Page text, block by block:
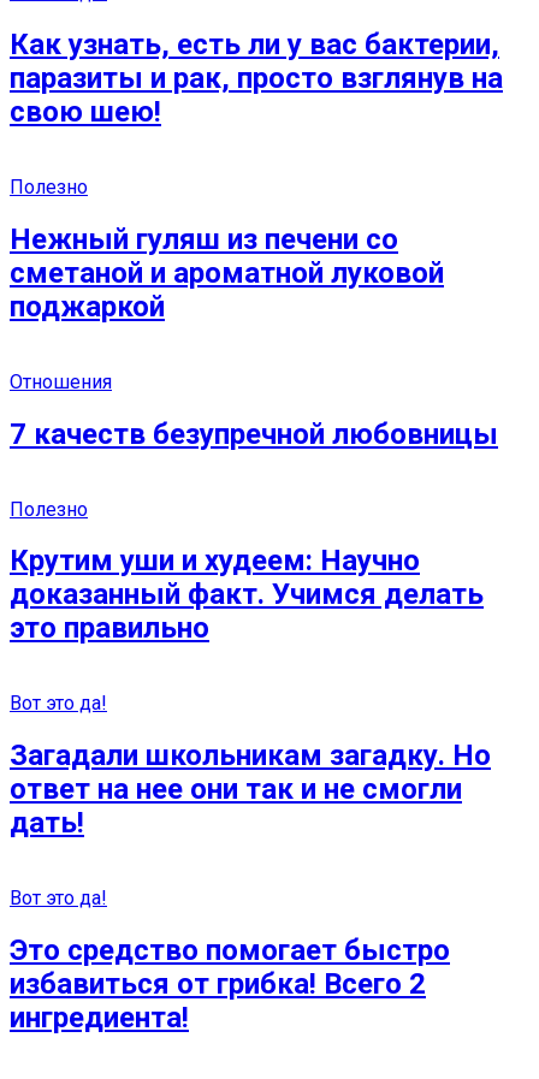
Как узнать, есть ли у вас бактерии,
паразиты и рак, просто взглянув на
свою шею!
Полезно
Нежный гуляш из печени со
сметаной и ароматной луковой
поджаркой
Отношения
7 качеств безупречной любовницы
Полезно
Крутим уши и худеем: Научно
доказанный факт. Учимся делать
это правильно
Вот это да!
Загадали школьникам загадку. Но
ответ на нее они так и не смогли
дать!
Вот это да!
Это средство помогает быстро
избавиться от грибка! Всего 2
ингредиента!